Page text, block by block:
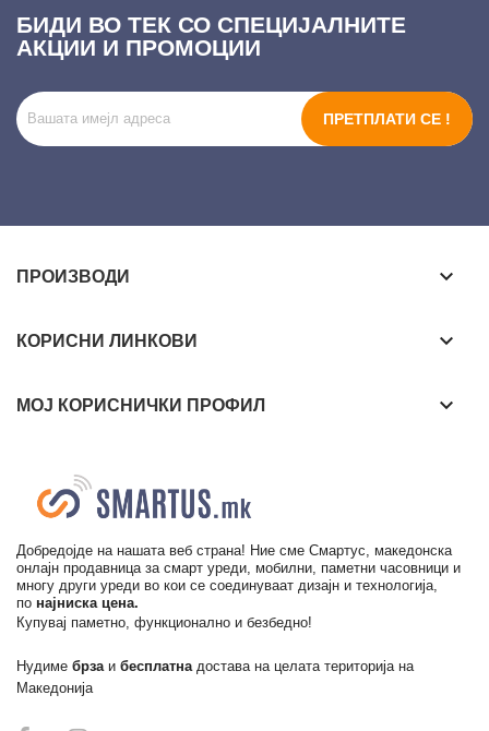
БИДИ ВО ТЕК СО СПЕЦИЈАЛНИТЕ
АКЦИИ И ПРОМОЦИИ
ПРЕТПЛАТИ СЕ !
ПРОИЗВОДИ keyboard_arrow_down
КОРИСНИ ЛИНКОВИ keyboard_arrow_down
МОЈ КОРИСНИЧКИ ПРОФИЛ keyboard_arrow_down
Добредојде на нашата веб страна! Ние сме Смартус, македонска
онлајн продавница за смарт уреди, мобилни, паметни часовници и
многу други уреди во кои се соединуваат дизајн и технологија,
по најниска цена.
Купувај паметно, функционално и безбедно!
Нудиме брза и бесплатна достава на целата територија на
Македонија